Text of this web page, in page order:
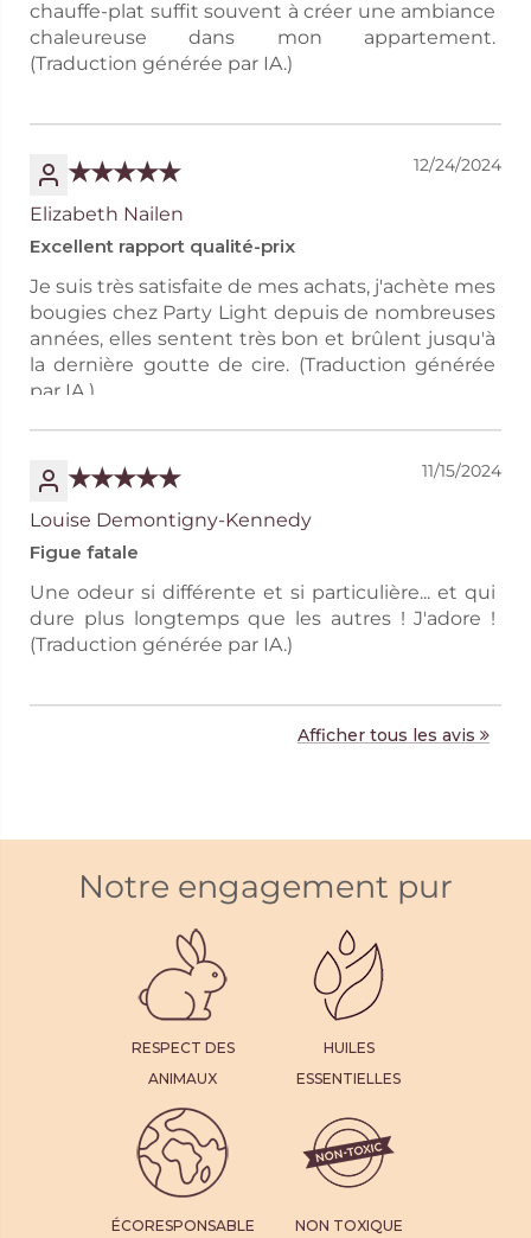
chauffe-plat suffit souvent à créer une ambiance
chaleureuse dans mon appartement.
(Traduction générée par IA.)
12/24/2024
Elizabeth Nailen
Excellent rapport qualité-prix
Je suis très satisfaite de mes achats, j'achète mes
bougies chez Party Light depuis de nombreuses
années, elles sentent très bon et brûlent jusqu'à
la dernière goutte de cire. (Traduction générée
par IA.)
11/15/2024
Louise Demontigny-Kennedy
Figue fatale
Une odeur si différente et si particulière... et qui
dure plus longtemps que les autres ! J'adore !
(Traduction générée par IA.)
Afficher tous les avis
Notre engagement pur
RESPECT DES
ANIMAUX
HUILES
ESSENTIELLES
ÉCORESPONSABLE NON TOXIQUE